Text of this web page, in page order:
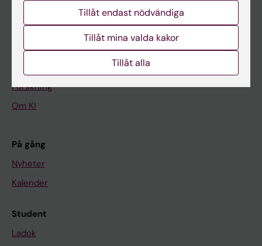
Huvudmeny
Utbildning
Forskning
Om KI
På gång
Nyheter
Kalender
Student
Ladok
Tillåt endast nödvändiga
Tillåt mina valda kakor
Tillåt alla